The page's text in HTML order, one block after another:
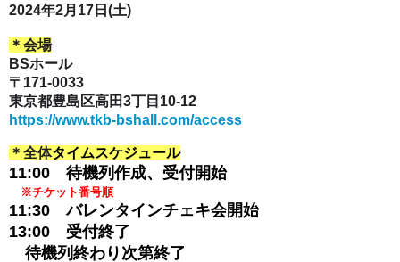
2024年2月17日(土)
＊会場
BSホール
〒171-0033
東京都豊島区高田3丁目10-12
https://www.tkb-bshall.com/access
＊全体タイムスケジュール
11:00 待機列作成、受付開始
※チケット番号順
11:30 バレンタインチェキ会開始
13:00 受付終了
待機列終わり次第終了